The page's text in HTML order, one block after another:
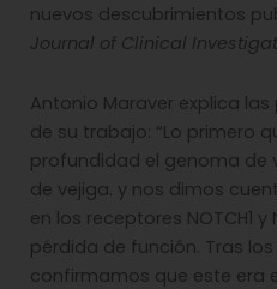
nuevos descubrimientos
Journal of Clinical
Antonio Maraver explica
de su trabajo: “Lo primero
profundidad el genoma de
de vejiga. y nos dimos
en los receptores NOTCH1
pérdida de función. Tras
confirmamos que este era